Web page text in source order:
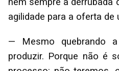
agilidade para a oferta de
— Mesmo quebrando
produzir. Porque não é